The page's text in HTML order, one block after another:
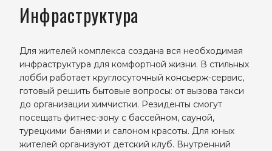
Инфраструктура
Для жителей комплекса создана вся необходимая
инфраструктура для комфортной жизни. В стильных
лобби работает круглосуточный консьерж-сервис,
готовый решить бытовые вопросы: от вызова такси
до организации химчистки. Резиденты смогут
посещать фитнес-зону с бассейном, сауной,
турецкими банями и салоном красоты. Для юных
жителей организуют детский клуб. Внутренний